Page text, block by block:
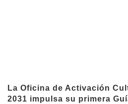
La Oficina de Activación
2031 impulsa su primera